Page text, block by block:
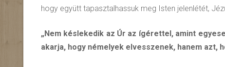
hogy együtt tapasztalhassuk meg Isten jelenlétét,
„Nem késlekedik az Úr az ígérettel, amint
akarja, hogy némelyek elvesszenek, hanem azt,